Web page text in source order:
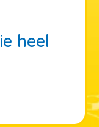
heel